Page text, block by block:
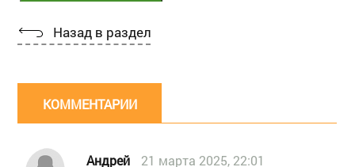
Назад в раздел
КОММЕНТАРИИ
Андрей 21 марта 2025, 22:01